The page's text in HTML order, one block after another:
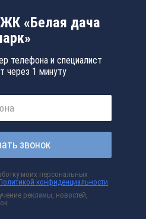
«Белая дача
телефона и специалист
через 1 минуту
звонок
моих персональных
конфиденциальности
рекламы, новостей,